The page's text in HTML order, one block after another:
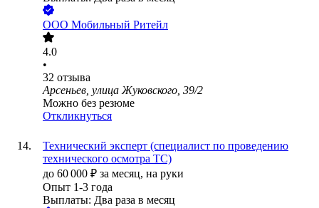
ООО Мобильный Ритейл
4.0
•
32 отзыва
Арсеньев, улица Жуковского, 39/2
Можно без резюме
Откликнуться
Технический эксперт (специалист по проведению
технического осмотра ТС)
до 60 000 ₽ за месяц, на руки
Опыт 1-3 года
Выплаты: Два раза в месяц